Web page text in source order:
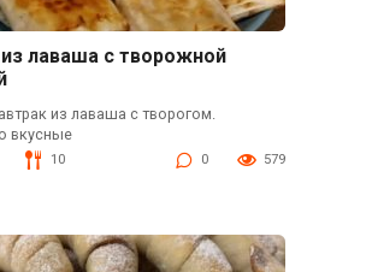
лаваша с творожной
из лаваша с творогом.
вкусные
10 0 579